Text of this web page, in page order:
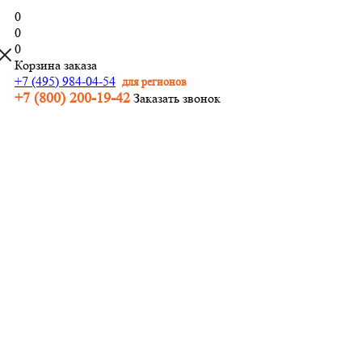
0
0
0
Корзина заказа
+7 (495) 984-04-54 для регионов
+7 (800) 200-19-42 Заказать звонок